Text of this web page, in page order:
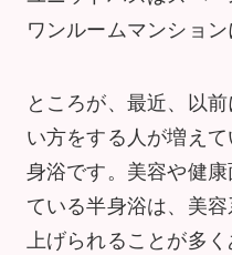
ワンルームマンショ
ところが、最近、以
い方をする人が増え
身浴です。美容や健
ている半身浴は、美
上げられることが多